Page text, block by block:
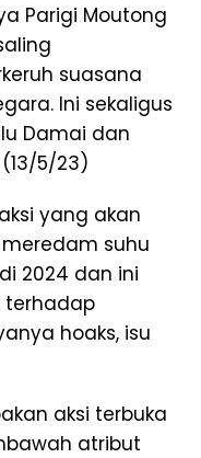
Parigi Moutong
suasana
Ini sekaligus
Damai dan
5/23)
yang akan
suhu
2024 dan ini
terhadap
hoaks, isu
aksi terbuka
atribut